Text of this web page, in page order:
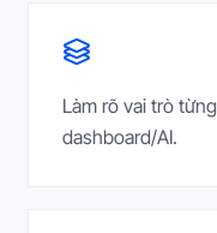
Làm rõ vai trò
dashboard/AI.